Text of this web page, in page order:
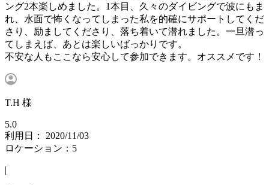
ング2本楽しめました。1本目、久々のダイビングで波にもま
れ、水面で怖くなってしまった私を的確にサポートしてくだ
さり、励ましてくださり、落ち着いて潜れました。一旦潜っ
てしまえば、あとは楽しいばっかりです。
不安な人もここなら安心して参加できます。オススメです！
T.H 様
5.0
利用日： 2020/11/03
ロケーション：5
|